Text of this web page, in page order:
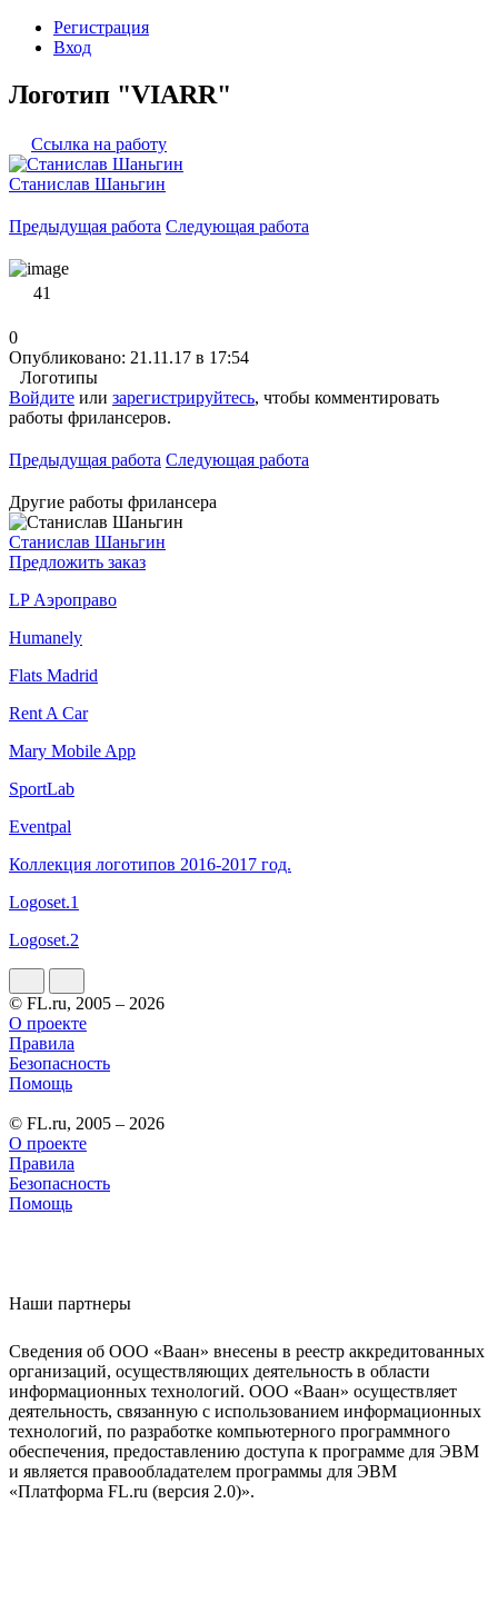
Регистрация
Вход
Логотип "VIARR"
Ссылка на работу
Станислав Шаньгин
Предыдущая работа Следующая работа
41
0
Опубликовано: 21.11.17 в 17:54
Логотипы
Войдите или зарегистрируйтесь, чтобы комментировать
работы фрилансеров.
Предыдущая работа Следующая работа
Другие работы фрилансера
Станислав Шаньгин
Предложить заказ
LP Аэроправо
Humanely
Flats Madrid
Rent A Car
Mary Mobile App
SportLab
Eventpal
Коллекция логотипов 2016-2017 год.
Logoset.1
Logoset.2
© FL.ru, 2005 – 2026
О проекте
Правила
Безопасность
Помощь
© FL.ru, 2005 – 2026
О проекте
Правила
Безопасность
Помощь
Наши партнеры
Сведения об ООО «Ваан» внесены в реестр аккредитованных
организаций, осуществляющих деятельность в области
информационных технологий. ООО «Ваан» осуществляет
деятельность, связанную с использованием информационных
технологий, по разработке компьютерного программного
обеспечения, предоставлению доступа к программе для ЭВМ
и является правообладателем программы для ЭВМ
«Платформа FL.ru (версия 2.0)».